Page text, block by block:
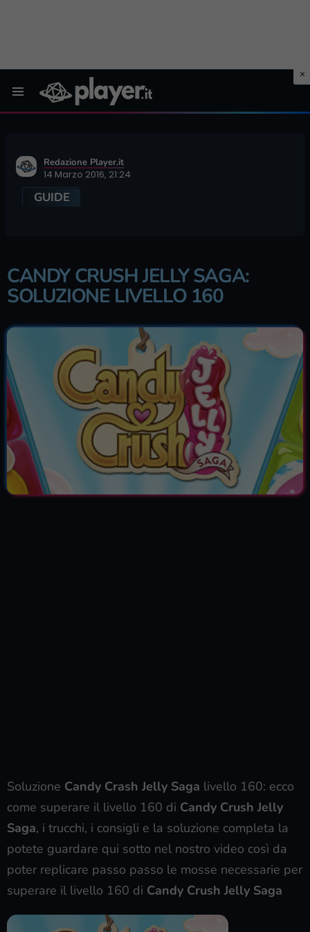
Redazione Player.it
14 Marzo 2016, 21:24
GUIDE
CANDY CRUSH JELLY SAGA:
SOLUZIONE LIVELLO 160
Soluzione Candy Crash Jelly Saga livello 160: ecco
come superare il livello 160 di Candy Crush Jelly
Saga, i trucchi, i consigli e la soluzione completa la
potete guardare qui sotto nel nostro video così da
poter replicare passo passo le mosse necessarie per
superare il livello 160 di Candy Crush Jelly Saga